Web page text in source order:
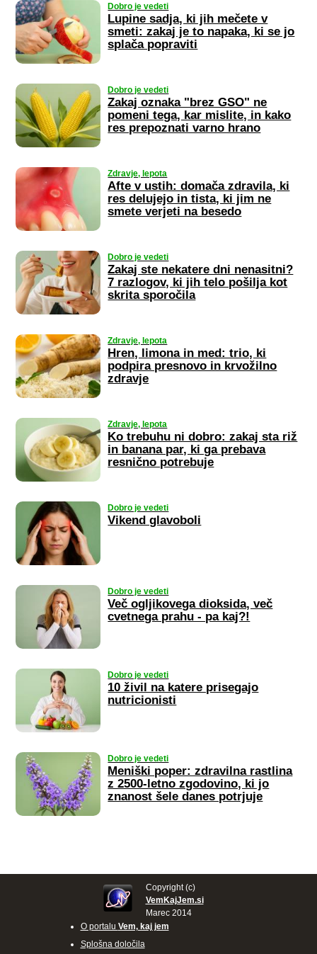
Dobro je vedeti
Lupine sadja, ki jih mečete v
smeti: zakaj je to napaka, ki se jo
splača popraviti
Dobro je vedeti
Zakaj oznaka "brez GSO" ne
pomeni tega, kar mislite, in kako
res prepoznati varno hrano
Zdravje, lepota
Afte v ustih: domača zdravila, ki
res delujejo in tista, ki jim ne
smete verjeti na besedo
Dobro je vedeti
Zakaj ste nekatere dni nenasitni?
7 razlogov, ki jih telo pošilja kot
skrita sporočila
Zdravje, lepota
Hren, limona in med: trio, ki
podpira presnovo in krvožilno
zdravje
Zdravje, lepota
Ko trebuhu ni dobro: zakaj sta riž
in banana par, ki ga prebava
resnično potrebuje
Dobro je vedeti
Vikend glavoboli
Dobro je vedeti
Več ogljikovega dioksida, več
cvetnega prahu - pa kaj?!
Dobro je vedeti
10 živil na katere prisegajo
nutricionisti
Dobro je vedeti
Meniški poper: zdravilna rastlina
z 2500-letno zgodovino, ki jo
znanost šele danes potrjuje
Copyright (c)
VemKajJem.si
Marec 2014
O portalu Vem, kaj jem
Splošna določila